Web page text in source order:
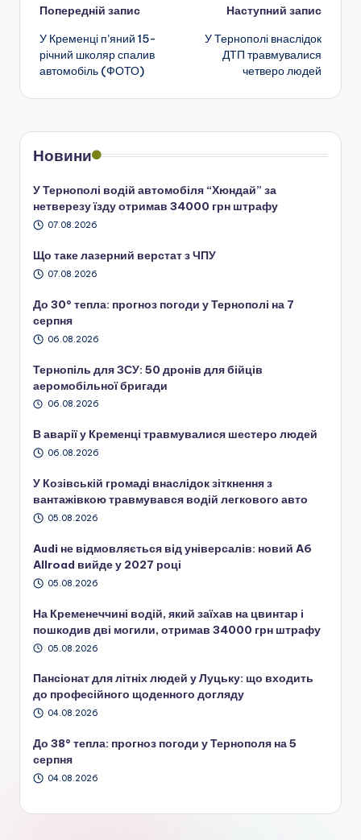
Навігація
по
запису
Попередній запис
У Кременці п’яний 15-
річний школяр спалив
автомобіль (ФОТО)
Наступний запис
У Тернополі внаслідок
ДТП травмувалися
четверо людей
Новини
У Тернополі водій автомобіля “Хюндай” за
нетверезу їзду отримав 34000 грн штрафу
07.08.2026
Що таке лазерний верстат з ЧПУ
07.08.2026
До 30° тепла: прогноз погоди у Тернополі на 7
серпня
06.08.2026
Тернопіль для ЗСУ: 50 дронів для бійців
аеромобільної бригади
06.08.2026
В аварії у Кременці травмувалися шестеро людей
06.08.2026
У Козівській громаді внаслідок зіткнення з
вантажівкою травмувався водій легкового авто
05.08.2026
Audi не відмовляється від універсалів: новий A6
Allroad вийде у 2027 році
05.08.2026
На Кременеччині водій, який заїхав на цвинтар і
пошкодив дві могили, отримав 34000 грн штрафу
05.08.2026
Пансіонат для літніх людей у Луцьку: що входить
до професійного щоденного догляду
04.08.2026
До 38° тепла: прогноз погоди у Тернополя на 5
серпня
04.08.2026